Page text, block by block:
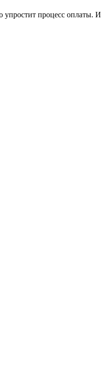
упростит процесс оплаты. И